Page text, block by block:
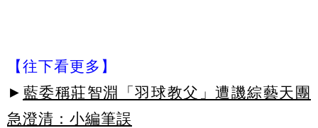
【往下看更多】
► 藍委稱莊智淵「羽球教父」遭譏綜藝天團
急澄清：小編筆誤